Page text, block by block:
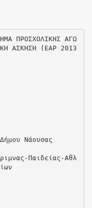
ΠΡΟΣΧΟΛΙΚΗΣ ΑΓΩ
ΑΣΚΗΣΗ (ΕΑΡ 2013
Νάουσας
Παιδείας-Αθλ